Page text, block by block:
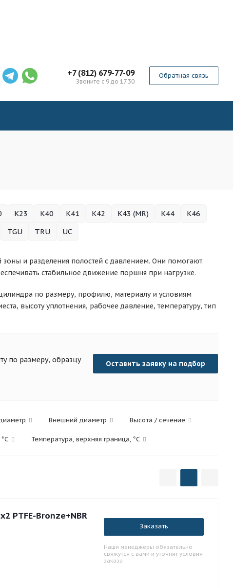
+7 (812) 679-77-09
Звоните с 9 до 17.30
Обратная связь
K23 K40 K41 K42 K43 (MR) K44
K46
TGU TRU UC
и разделения полостей с давлением. Они помогают
стабильное движение поршня при нагрузке.
по размеру, профилю, материалу и условиям
высоту уплотнения, рабочее давление, температуру, тип
по размеру, образцу
Оставить заявку на подбор
Внешний диаметр Высота / сечение
Температура, верхняя граница, °C
PTFE-Bronze+NBR
Заказать
Наши менеджеры обязательно
свяжутся с вами и уточнят условия
заказа